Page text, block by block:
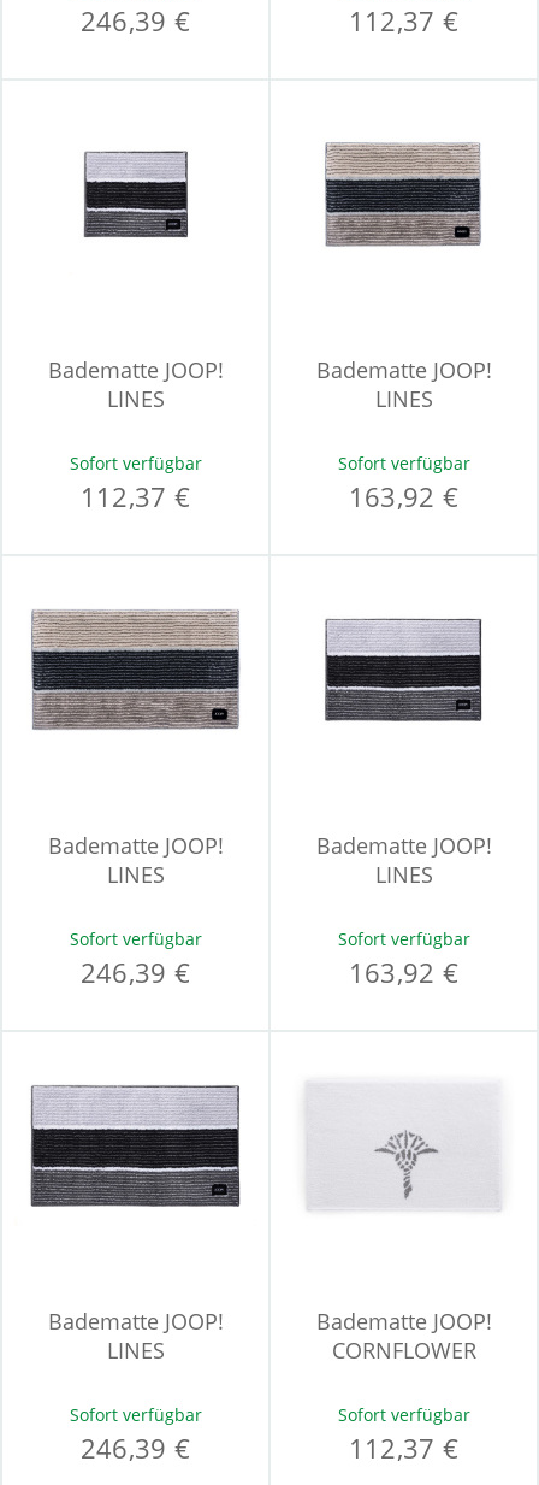
246,39 € 112,37 €
Badematte JOOP!
LINES
Sofort verfügbar
112,37 €
Badematte JOOP!
LINES
Sofort verfügbar
163,92 €
Badematte JOOP!
LINES
Sofort verfügbar
246,39 €
Badematte JOOP!
LINES
Sofort verfügbar
163,92 €
Badematte JOOP!
LINES
Sofort verfügbar
246,39 €
Badematte JOOP!
CORNFLOWER
Sofort verfügbar
112,37 €